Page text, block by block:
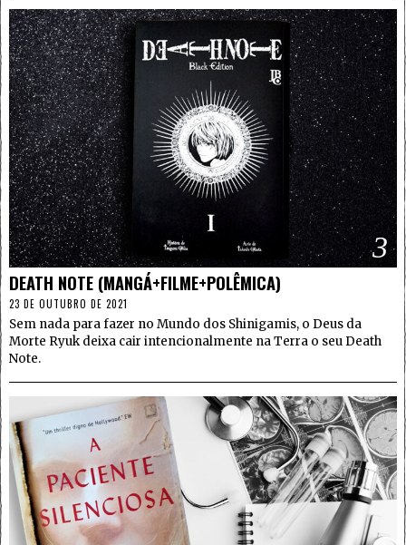
3
DEATH NOTE (MANGÁ+FILME+POLÊMICA)
23 DE OUTUBRO DE 2021
Sem nada para fazer no Mundo dos Shinigamis, o Deus da
Morte Ryuk deixa cair intencionalmente na Terra o seu Death
Note.